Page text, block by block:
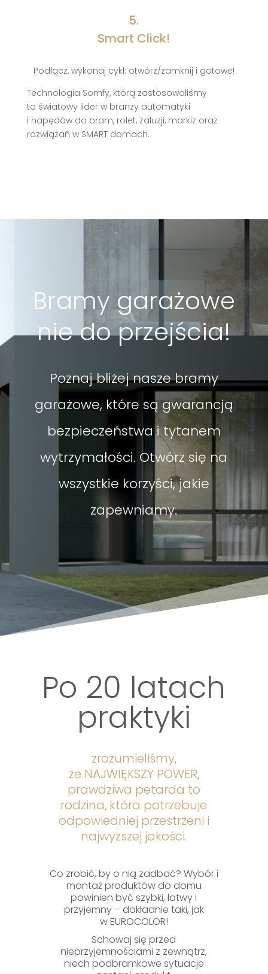
5.
Smart Click!
Podłącz, wykonaj cykl: otwórz/zamknij i gotowe!
Technologia Somfy, którą zastosowaliśmy
to światowy lider w branży automatyki
i napędów do bram, rolet, żaluzji, markiz oraz
rozwiązań w SMART domach.
Bramy garażowe
nie do przejścia!
Poznaj bliżej nasze bramy
garażowe, które są gwarancją
bezpieczeństwa i tytanem
wytrzymałości. Otwórz się na
wszystkie korzyści, jakie
zapewniamy.
Po 20 latach
praktyki
zrozumieliśmy,
że NAJWIĘKSZY POWER,
prawdziwa petarda to
rodzina, która potrzebuje
odpowiedniej przestrzeni i
najwyższej jakości.
Co zrobić, by o nią zadbać? Wybór i
montaż produktów do domu
powinien być szybki, łatwy i
przyjemny – dokładnie taki, jak
w EUROCOLOR!
Schowaj się przed
nieprzyjemnościami z zewnątrz,
niech podbramkowe sytuacje